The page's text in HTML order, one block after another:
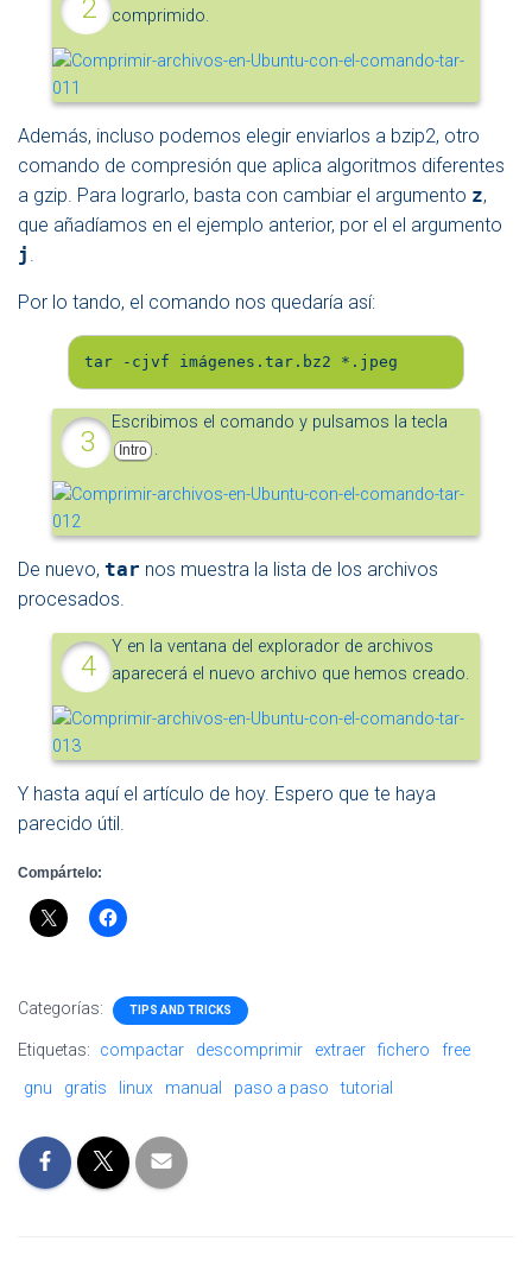
comprimido.
Además, incluso podemos elegir enviarlos a bzip2, otro
comando de compresión que aplica algoritmos diferentes
a gzip. Para lograrlo, basta con cambiar el argumento z,
que añadíamos en el ejemplo anterior, por el el argumento
j .
Por lo tando, el comando nos quedaría así:
tar -cjvf imágenes.tar.bz2 *.jpeg
Escribimos el comando y pulsamos la tecla
Intro .
De nuevo, tar nos muestra la lista de los archivos
procesados.
Y en la ventana del explorador de archivos
aparecerá el nuevo archivo que hemos creado.
Y hasta aquí el artículo de hoy. Espero que te haya
parecido útil.
Compártelo:
Categorías: TIPS AND TRICKS
Etiquetas: compactar descomprimir extraer fichero
free
gnu
gratis linux manual paso a paso tutorial